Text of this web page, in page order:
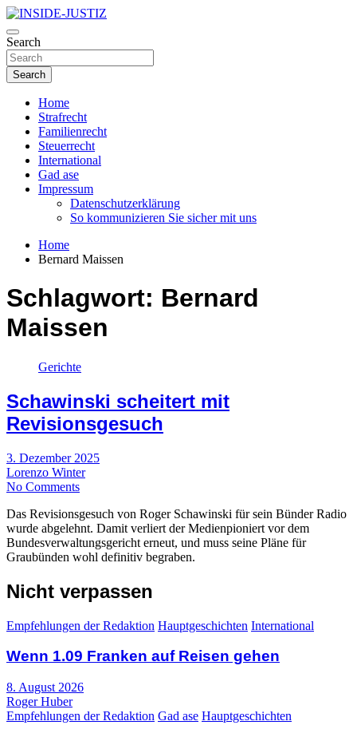
Skip
to
content
INSIDE-JUSTIZ
Investigativer Journalismus zur Dritten Gewalt
Search
Search
Home
Strafrecht
Familienrecht
Steuerrecht
International
Gad ase
Impressum
Datenschutzerklärung
So kommunizieren Sie sicher mit uns
Home
Bernard Maissen
Schlagwort: Bernard
Maissen
Gerichte
Schawinski scheitert mit
Revisionsgesuch
3. Dezember 2025
Lorenzo Winter
No Comments
Das Revisionsgesuch von Roger Schawinski für sein Bünder Radio
wurde abgelehnt. Damit verliert der Medienpioniert vor dem
Bundesverwaltungsgericht erneut, und muss seine Pläne für
Graubünden wohl definitiv begraben.
Nicht verpassen
Empfehlungen der Redaktion Hauptgeschichten International
Wenn 1.09 Franken auf Reisen gehen
8. August 2026
Roger Huber
Empfehlungen der Redaktion Gad ase Hauptgeschichten